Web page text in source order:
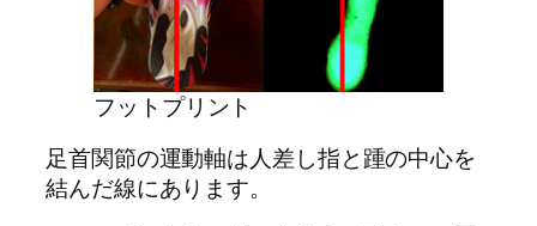
フットプリント
足首関節の運動軸は人差し指と踵の中心を
結んだ線にあります。